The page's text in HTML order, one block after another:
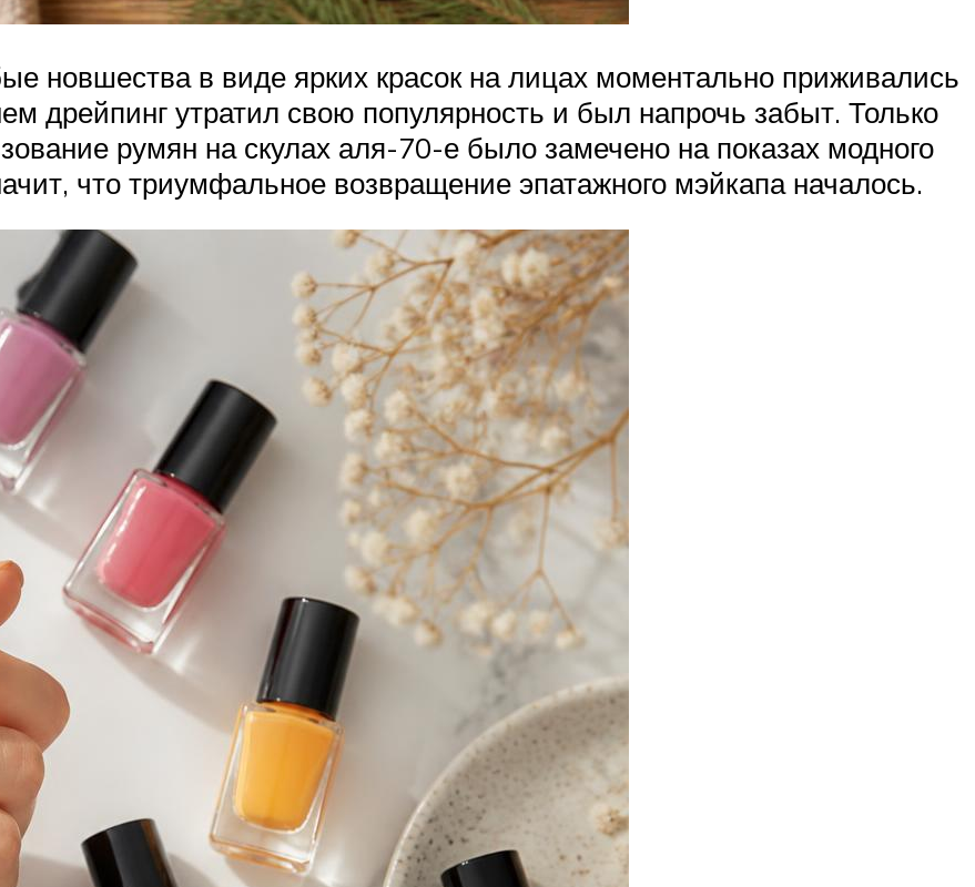
новшества в виде ярких красок на лицах моментально приживались
дрейпинг утратил свою популярность и был напрочь забыт. Только
румян на скулах аля-70-е было замечено на показах модного
что триумфальное возвращение эпатажного мэйкапа началось.